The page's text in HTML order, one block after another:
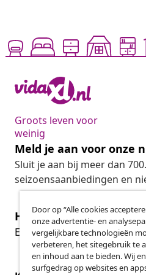
Groots leven voor
weinig
Meld je aan voor onze
Sluit je aan bij meer dan
seizoensaanbiedingen en
Herroeping van de
Een annulering voor je
Door op “Alle cookies
onze advertentie- en
vergelijkbare technologieën
verbeteren, het sitegebruik te
en inhoud aan te bieden. Wij
surfgedrag op websites en